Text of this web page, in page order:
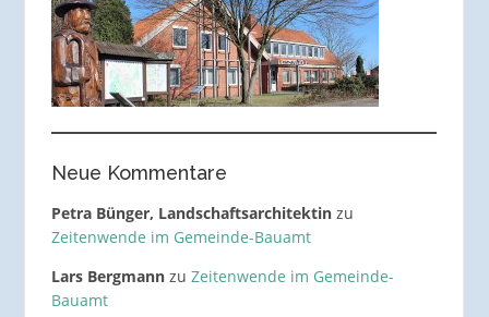
Neue Kommentare
Petra Bünger, Landschaftsarchitektinzu
Zeitenwende im Gemeinde-Bauamt
Lars Bergmannzu Zeitenwende im Gemeinde-
Bauamt